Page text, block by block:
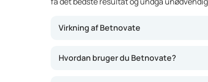
Virkning af Betnovate
huden. Det virker ved at dæmpe hudens
Hvordan bruger du Betnovate?